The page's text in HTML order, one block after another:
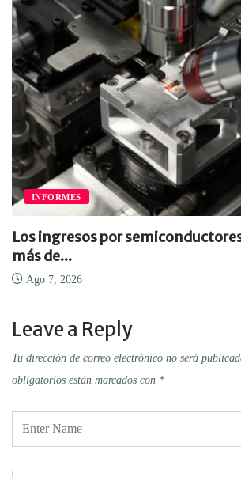
INFORMES
Los ingresos por
más de...
Ago 7, 2026
Leave a Reply
Tu dirección de correo electrónico no será
obligatorios están marcados con *